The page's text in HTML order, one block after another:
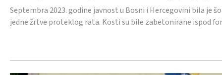
Septembra 2023. godine javnost u Bosni i Hercegovini bila je
jedne žrtve proteklog rata. Kosti su bile zabetonirane ispod